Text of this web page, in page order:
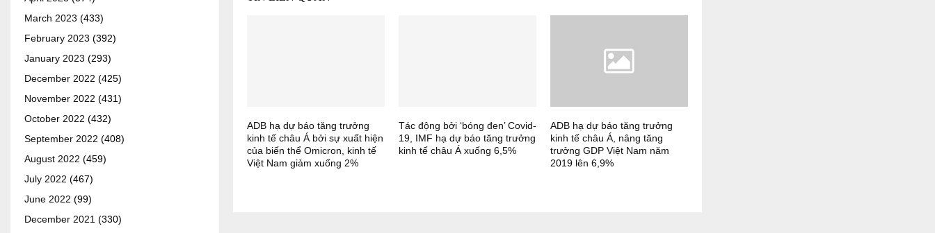
ADB hạ dự báo tăng trưởng
kinh tế châu Á bởi sự xuất hiện
của biến thể Omicron, kinh tế
Việt Nam giảm xuống 2%
Tác động bởi ‘bóng đen’ Covid-
19, IMF hạ dự báo tăng trưởng
kinh tế châu Á xuống 6,5%
ADB hạ dự báo tăng trưởng
kinh tế châu Á, nâng tăng
trưởng GDP Việt Nam năm
2019 lên 6,9%
March 2023 (433)
February 2023 (392)
January 2023 (293)
December 2022 (425)
November 2022 (431)
October 2022 (432)
September 2022 (408)
August 2022 (459)
July 2022 (467)
June 2022 (99)
December 2021 (330)